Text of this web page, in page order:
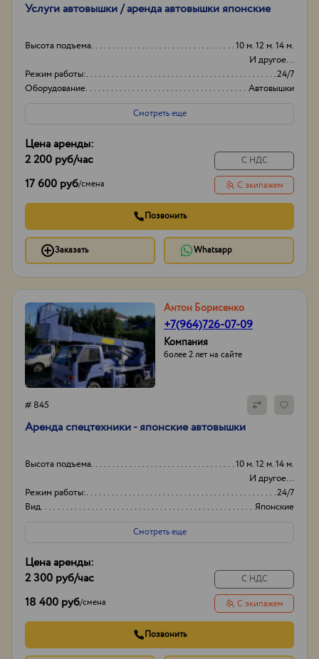
Услуги автовышки / аренда автовышки японские
Высота подъема
10 м. 12 м. 14 м.
И другое...
Режим работы:
24/7
Оборудование
Автовышки
Вид
Японские
Смотреть еще
Цена аренды:
2 200 руб/час
17 600 руб/смена
С НДС
С экипажем
Позвонить
Заказать Whatsapp
Антон Борисенко
+7(964)726-07-09
Компания
более 2 лет на сайте
# 845
Аренда спецтехники - японские автовышки
Высота подъема
10 м. 12 м. 14 м.
И другое...
Режим работы:
24/7
Вид
Японские
Способ оплаты
Нал/безнал
Смотреть еще
Цена аренды:
2 300 руб/час
18 400 руб/смена
С НДС
С экипажем
Позвонить